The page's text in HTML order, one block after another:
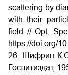
scattering by
with their
field // Opt.
https://doi.org/
26. Шифрин
Гослитиздат,